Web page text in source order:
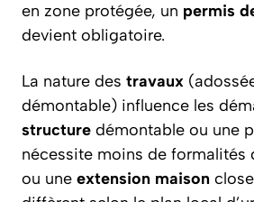
en zone protégée, un permis
devient obligatoire.
La nature des travaux
démontable) influence les
structure démontable ou une
nécessite moins de formalités
ou une extension maison